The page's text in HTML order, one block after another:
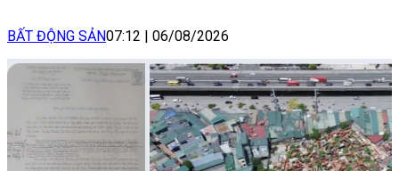
BẤT ĐỘNG SẢN07:12 06/08/2026